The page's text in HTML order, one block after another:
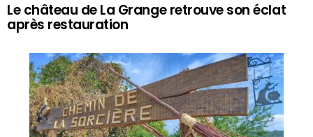
Le château de La Grange retrouve son éclat
après restauration